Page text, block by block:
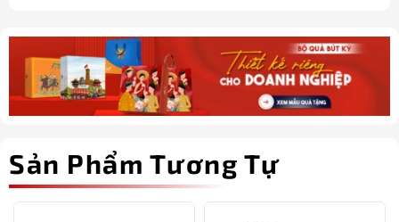
Sản Phẩm Tương Tự